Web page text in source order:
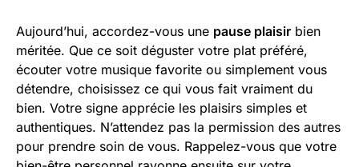
Aujourd’hui, accordez-vous une pause plaisir bien
méritée. Que ce soit déguster votre plat préféré,
écouter votre musique favorite ou simplement vous
détendre, choisissez ce qui vous fait vraiment du
bien. Votre signe apprécie les plaisirs simples et
authentiques. N’attendez pas la permission des autres
pour prendre soin de vous. Rappelez-vous que votre